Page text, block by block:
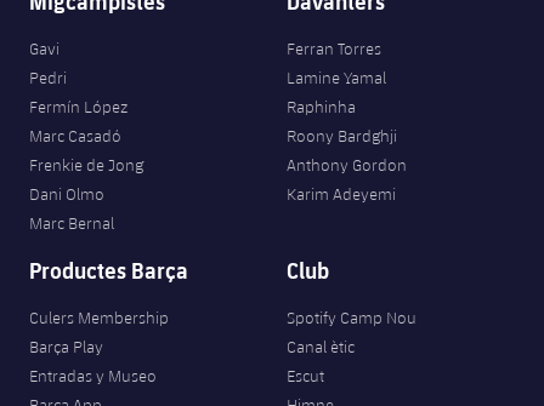
Gavi
Pedri
Fermín López
Marc Casadó
Frenkie de Jong
Dani Olmo
Marc Bernal
Ferran Torres
Lamine Yamal
Raphinha
Roony Bardghji
Anthony Gordon
Karim Adeyemi
Productes Barça
Culers Membership
Barça Play
Entradas y Museo
Club
Spotify Camp Nou
Canal ètic
Escut